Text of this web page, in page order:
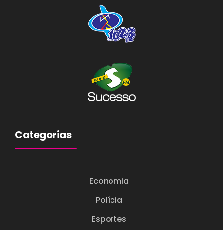
Categorias
Economia
Polícia
Esportes